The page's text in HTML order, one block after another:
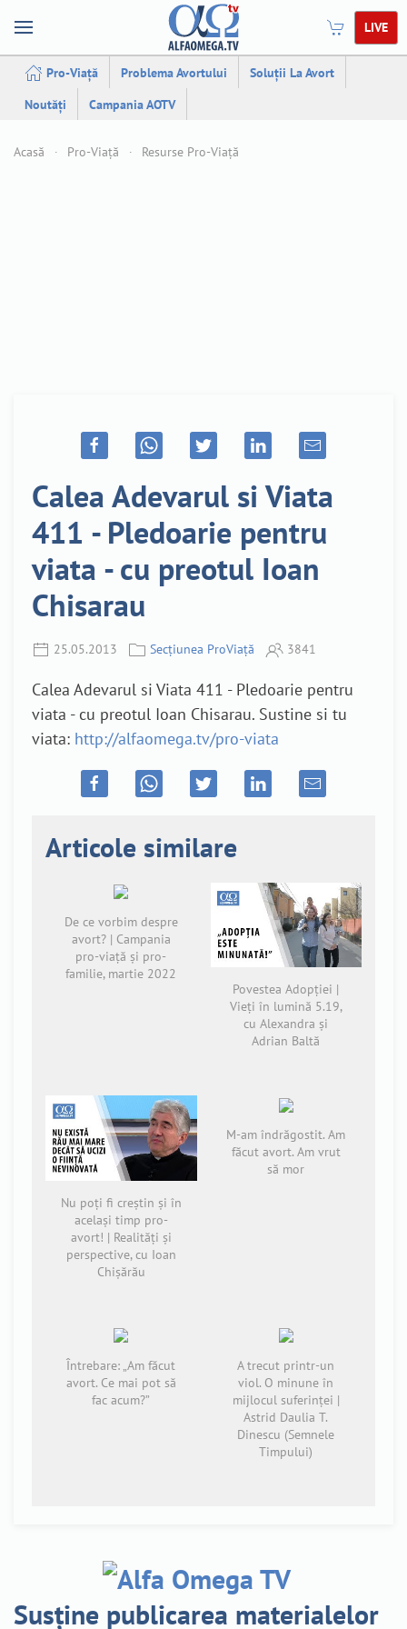
LIVE
Pro-Viață Problema Avortului
Soluții La Avort
Noutăți
Campania AOTV
Acasă Pro-Viață Resurse Pro-Viață
Calea Adevarul si Viata
411 - Pledoarie pentru
viata - cu preotul Ioan
Chisarau
25.05.2013 Secțiunea ProViață 3841
Calea Adevarul si Viata 411 - Pledoarie pentru
viata - cu preotul Ioan Chisarau. Sustine si tu
viata: http://alfaomega.tv/pro-viata
Articole similare
De ce vorbim despre
avort? | Campania
pro-viață și pro-
familie, martie 2022
Povestea Adopției |
Vieți în lumină 5.19,
cu Alexandra și
Adrian Baltă
Nu poți fi creștin și în
același timp pro-
avort! | Realități și
perspective, cu Ioan
Chișărău
M-am îndrăgostit. Am
făcut avort. Am vrut
să mor
Întrebare: „Am făcut
avort. Ce mai pot să
fac acum?”
A trecut printr-un
viol. O minune în
mijlocul suferinţei |
Astrid Daulia T.
Dinescu (Semnele
Timpului)
Susține publicarea materialelor